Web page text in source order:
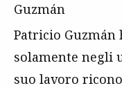
Guzmán
Patricio Guzmán
solamente negli
suo lavoro